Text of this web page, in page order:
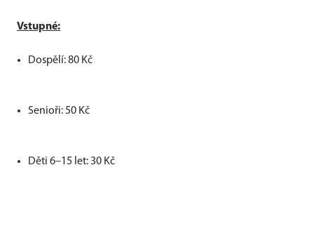
Vstupné:
Dospělí: 80 Kč
Senioři: 50 Kč
Děti 6–15 let: 30 Kč